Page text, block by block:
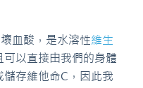
血酸，是水溶性維生
可以直接由我們的身體
存維他命C，因此我